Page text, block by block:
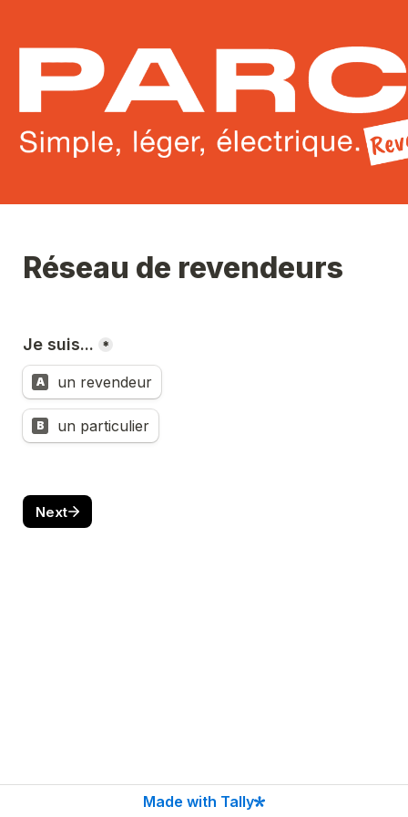
Réseau de revendeurs
Je suis... *
A un revendeur
B un particulier
Next
Made with Tally